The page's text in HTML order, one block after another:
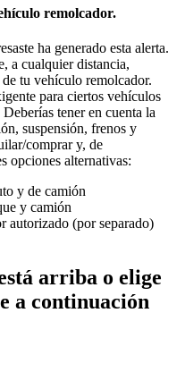
remolcador.
ha generado esta alerta.
a cualquier distancia,
tu vehículo remolcador.
para ciertos vehículos
tener en cuenta la
suspensión, frenos y
comprar y, de
opciones alternativas:
y de camión
y camión
autorizado (por separado)
arriba o elige
a continuación